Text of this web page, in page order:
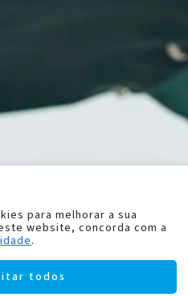
para melhorar a sua
website, concorda com a
.
todos